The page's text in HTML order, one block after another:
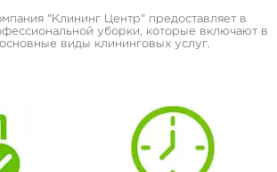
"Клининг Центр" предоставляет в
уборки, которые включают в
виды клининговых услуг.